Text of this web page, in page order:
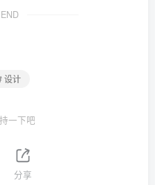
设计
一下吧
分享